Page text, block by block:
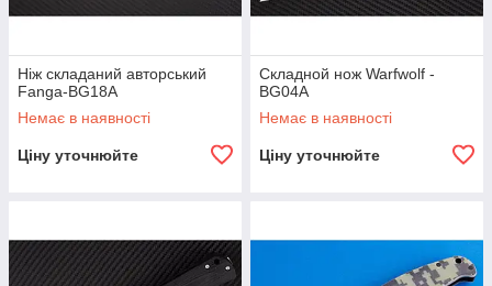
Ніж складаний авторський
Fanga-BG18A
Немає в наявності
Ціну уточнюйте
Складной нож Warfwolf -
BG04A
Немає в наявності
Ціну уточнюйте